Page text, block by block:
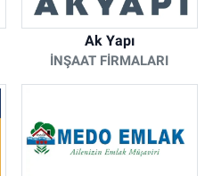
Ak Yapı
İNŞAAT FIRMALARI